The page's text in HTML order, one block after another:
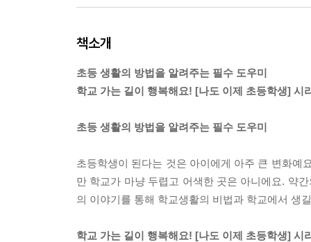
책소개
초등 생활의 방법을 알려주는 필수 도우미
학교 가는 길이 행복해요! [나도 이제 초등학생] 시
초등 생활의 방법을 알려주는 필수 도우미
초등학생이 된다는 것은 아이에게 아주 큰 변화예
만 학교가 마냥 두렵고 어색한 곳은 아니에요. 약
의 이야기를 통해 학교생활의 비법과 학교에서 생
학교 가는 길이 행복해요! [나도 이제 초등학생] 시